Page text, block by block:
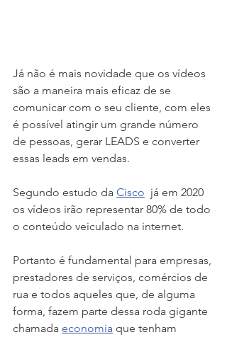
Já não é mais novidade que os vídeos
são a maneira mais eficaz de se
comunicar com o seu cliente, com eles
é possível atingir um grande número
de pessoas, gerar LEADS e converter
essas leads em vendas.
Segundo estudo da Cisco
  já em 2020
os vídeos irão representar 80% de todo
o conteúdo veiculado na internet.
Portanto é fundamental para empresas,
prestadores de serviços, comércios de
rua e todos aqueles que, de alguma
forma, fazem parte dessa roda gigante
chamada economia que tenham